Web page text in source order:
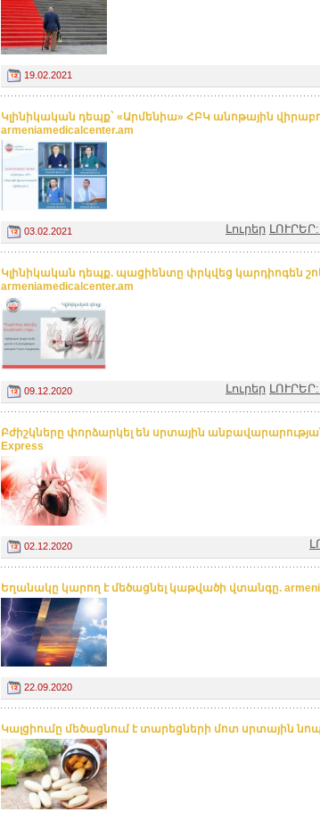
19.02.2021
Կլինիկական դեպք` «Արմենիա» ՀԲԿ անոթային
armeniamedicalcenter.am
03.02.2021 Լուրեր
Կլինիկական դեպք. պացիենտը փրկվեց կարդիոգեն
armeniamedicalcenter.am
09.12.2020 Լուրեր
Բժիշկները փորձարկել են սրտային
Express
02.12.2020
Եղանակը կարող է մեծացնել կաթվածի վտանգը.
22.09.2020
Կալցիումը մեծացնում է տարեցների մոտ սրտային